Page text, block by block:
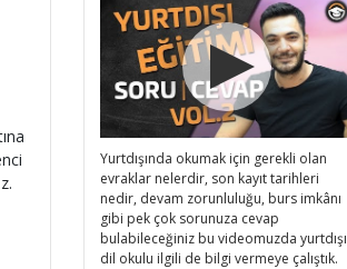
Yurtdışında okumak için gerekli olan
evraklar nelerdir, son kayıt tarihleri
nedir, devam zorunluluğu, burs imkânı
gibi pek çok sorunuza cevap
bulabileceğiniz bu videomuzda yurtdışı
dil okulu ilgili de bilgi vermeye çalıştık.